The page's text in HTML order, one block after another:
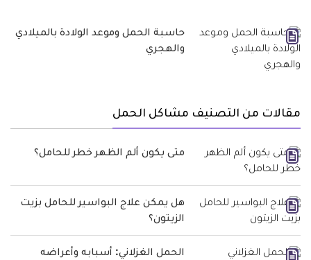
حاسبة الحمل وموعد الولادة بالميلادي
والهجري
مقالات من التصنيف مشاكل الحمل
متى يكون ألم الظهر خطر للحامل؟
هل يمكن علاج البواسير للحامل بزيت
الزيتون؟
الحمل الغزلاني: أسبابه وأعراضه